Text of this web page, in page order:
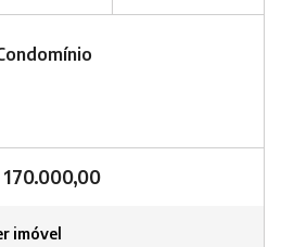
170.000,00
imóvel